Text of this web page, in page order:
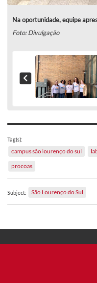
Na oportunidade, equipe
Foto: Divulgação
Tag(s):
campus são lourenço do sul
procoas
Subject: São Lourenço do Sul